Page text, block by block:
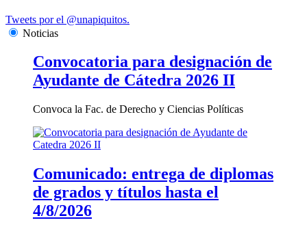
Tweets por el @unapiquitos.
Noticias
Convocatoria para designación de
Ayudante de Cátedra 2026 II
Convoca la Fac. de Derecho y Ciencias Políticas
Comunicado: entrega de diplomas
de grados y títulos hasta el
4/8/2026